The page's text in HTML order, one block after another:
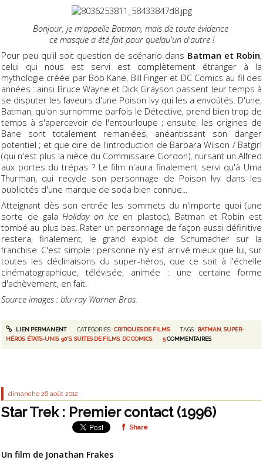
Bonjour, je m'appelle Batman, mais de toute évidence
ce masque a été fait pour quelqu'un d'autre !
Pour peu qu'il soit question de scénario dans Batman et Robin,
celui qui nous est servi est complètement étranger à la
mythologie créée par Bob Kane, Bill Finger et DC Comics au fil des
années : ainsi Bruce Wayne et Dick Grayson passent leur temps à
se disputer les faveurs d'une Poison Ivy qui les a envoûtés. D'une,
Batman, qu'on surnomme parfois le Détective, prend bien trop de
temps à s'apercevoir de l'entourloupe ; ensuite, les origines de
Bane sont totalement remaniées, anéantissant son danger
potentiel ; et que dire de l'introduction de Barbara Wilson / Batgirl
(qui n'est plus la nièce du Commissaire Gordon), nursant un Alfred
aux portes du trépas ? Le film n'aura finalement servi qu'à Uma
Thurman, qui recycle son personnage de Poison Ivy dans les
publicités d'une marque de soda bien connue...
Atteignant dès son entrée les sommets du n'importe quoi (une
sorte de gala Holiday on ice en plastoc), Batman et Robin est
tombé au plus bas. Rater un personnage de façon aussi définitive
restera, finalement, le grand exploit de Schumacher sur la
franchise. C'est simple : personne n'y est arrivé mieux que lui, sur
toutes les déclinaisons du super-héros, que ce soit à l'échelle
cinématographique, télévisée, animée : une certaine forme
d'achèvement, en fait.
Source images : blu-ray Warner Bros.
LIEN PERMANENT CATÉGORIES :CRITIQUES DE FILMS TAGS : BATMAN,SUPER-
HÉROS, ÉTATS-UNIS,90'S,SUITES DE FILMS, DC COMICS 5COMMENTAIRES
dimanche 26 août 2012
Star Trek : Premier contact (1996)
Share
Un film de Jonathan Frakes